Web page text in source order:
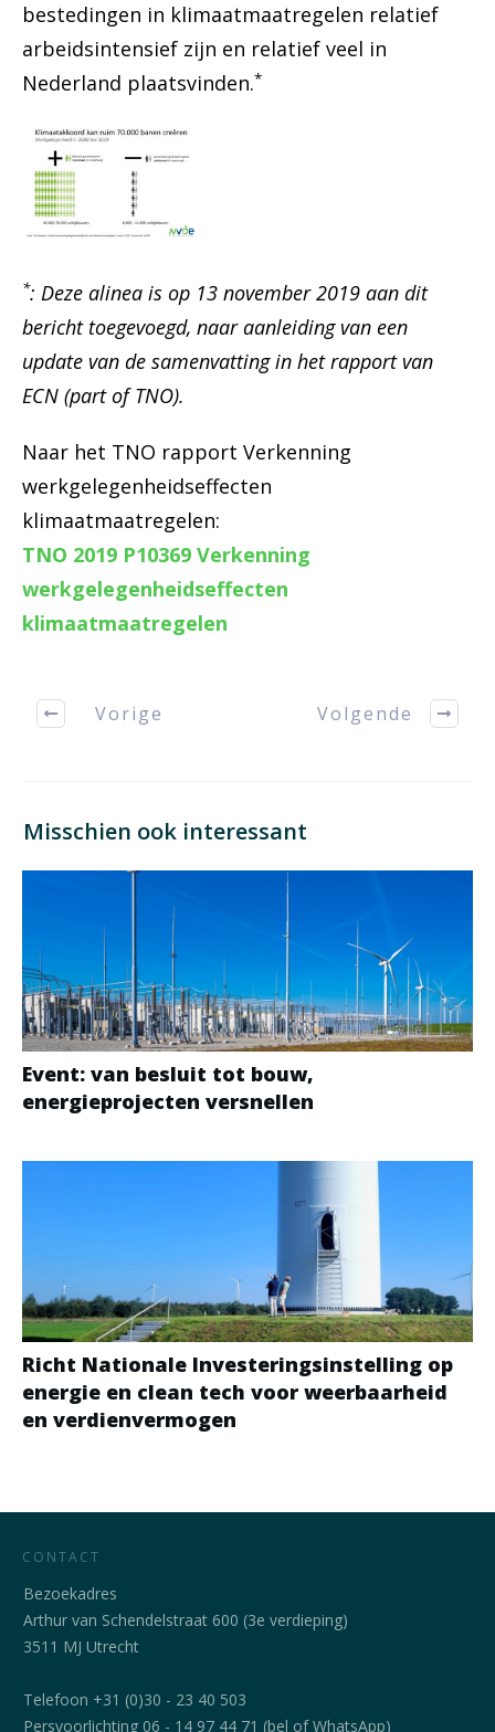
bestedingen in klimaatmaatregelen relatief
arbeidsintensief zijn en relatief veel in
Nederland plaatsvinden.*
*: Deze alinea is op 13 november 2019 aan dit
bericht toegevoegd, naar aanleiding van een
update van de samenvatting in het rapport van
ECN (part of TNO).
Naar het TNO rapport Verkenning
werkgelegenheidseffecten
klimaatmaatregelen:
TNO 2019 P10369 Verkenning
werkgelegenheidseffecten
klimaatmaatregelen
Vorige Volgende
Misschien ook interessant
Event: van besluit tot bouw,
energieprojecten versnellen
Richt Nationale Investeringsinstelling op
energie en clean tech voor weerbaarheid
en verdienvermogen
CONTACT
Bezoekadres
Arthur van Schendelstraat 600 (3e verdieping)
3511 MJ Utrecht
Telefoon +31 (0)30 - 23 40 503
Persvoorlichting 06 - 14 97 44 71 (bel of WhatsApp)